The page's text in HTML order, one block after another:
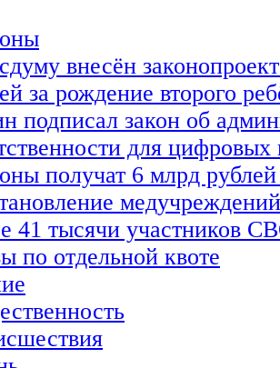
внесён
за рождение второго
подписал закон об
для
получат 6 млрд рублей
медучреждений
41 тысячи участников
по отдельной квоте